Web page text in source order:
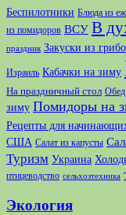
Беспилотники Блюда из
из помидоров ВСУ В
праздник Закуски из
Израиль Кабачки на зиму
На праздничный стол Обед
зиму Помидоры на
Рецепты для
США Салат из капусты
Туризм Украина
птицеводство сельхозтехника
Экология